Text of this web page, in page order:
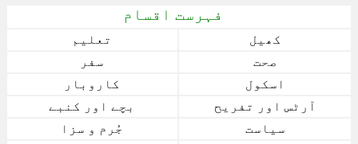
فہرست اقسام
کھیل
تعلیم
صحت
سفر
اسکول
کاروبار
آرٹس اور تفریح
بچے اور کنبے
سیاست
جُرم و سزا